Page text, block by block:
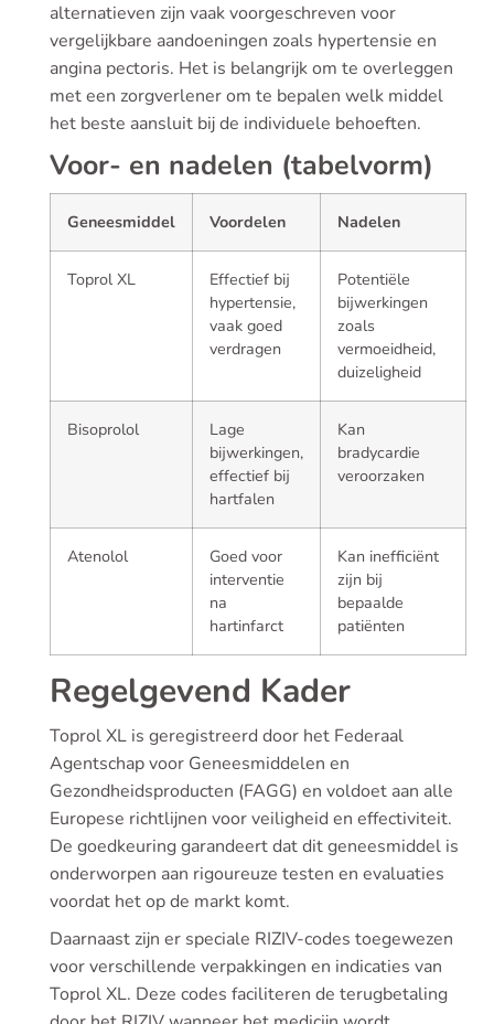
alternatieven zijn vaak voorgeschreven voor
vergelijkbare aandoeningen zoals hypertensie en
angina pectoris. Het is belangrijk om te overleggen
met een zorgverlener om te bepalen welk middel
het beste aansluit bij de individuele behoeften.
Voor- en nadelen (tabelvorm)
Geneesmiddel Voordelen Nadelen
Toprol XL
Effectief bij
hypertensie,
vaak goed
verdragen
Potentiële
bijwerkingen
zoals
vermoeidheid,
duizeligheid
Bisoprolol
Lage
bijwerkingen,
effectief bij
hartfalen
Kan
bradycardie
veroorzaken
Atenolol
Goed voor
interventie
na
hartinfarct
Kan inefficiënt
zijn bij
bepaalde
patiënten
Regelgevend Kader
Toprol XL is geregistreerd door het Federaal
Agentschap voor Geneesmiddelen en
Gezondheidsproducten (FAGG) en voldoet aan alle
Europese richtlijnen voor veiligheid en effectiviteit.
De goedkeuring garandeert dat dit geneesmiddel is
onderworpen aan rigoureuze testen en evaluaties
voordat het op de markt komt.
Daarnaast zijn er speciale RIZIV-codes toegewezen
voor verschillende verpakkingen en indicaties van
Toprol XL. Deze codes faciliteren de terugbetaling